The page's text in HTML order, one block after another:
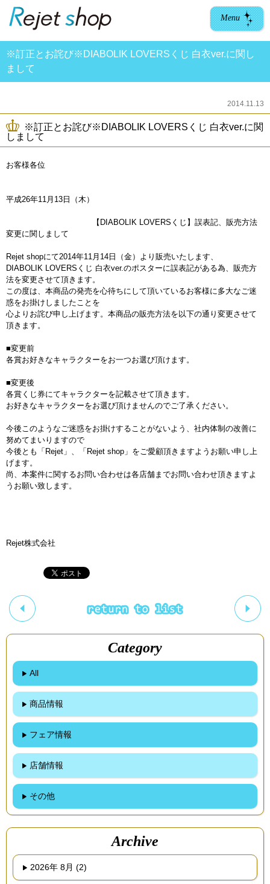
Menu
※訂正とお詫び※DIABOLIK LOVERSくじ 白衣ver.に関し
まして
2014.11.13
※訂正とお詫び※DIABOLIK LOVERSくじ 白衣ver.に関
しまして
お客様各位
平成26年11月13日（木）
【DIABOLIK LOVERSくじ】誤表記、販売方法
変更に関しまして
Rejet shopにて2014年11月14日（金）より販売いたします、
DIABOLIK LOVERSくじ 白衣ver.のポスターに誤表記がある為、販売方
法を変更させて頂きます。
この度は、本商品の発売を心待ちにして頂いているお客様に多大なご迷
惑をお掛けしましたことを
心よりお詫び申し上げます。本商品の販売方法を以下の通り変更させて
頂きます。
■変更前
各賞お好きなキャラクターをお一つお選び頂けます。
■変更後
各賞くじ券にてキャラクターを記載させて頂きます。
お好きなキャラクターをお選び頂けませんのでご了承ください。
今後このようなご迷惑をお掛けすることがないよう、社内体制の改善に
努めてまいりますので
今後とも「Rejet」、「Rejet shop」をご愛顧頂きますようお願い申し上
げます。
尚、本案件に関するお問い合わせは各店舗までお問い合わせ頂きますよ
うお願い致します。
Rejet株式会社
Category
All
商品情報
フェア情報
店舗情報
その他
Archive
2026年 8月 (2)